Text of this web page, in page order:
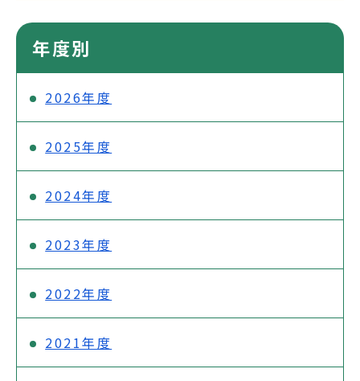
年度別
2026年度
2025年度
2024年度
2023年度
2022年度
2021年度